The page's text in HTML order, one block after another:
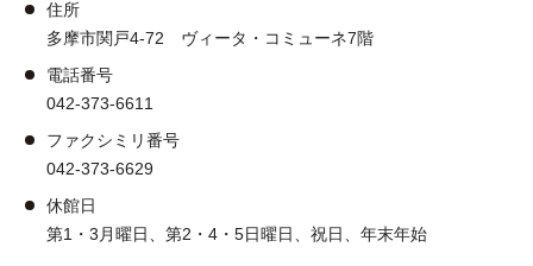
住所
多摩市関戸4-72 ヴィータ・コミューネ7階
電話番号
042-373-6611
ファクシミリ番号
042-373-6629
休館日
第1・3月曜日、第2・4・5日曜日、祝日、年末年始